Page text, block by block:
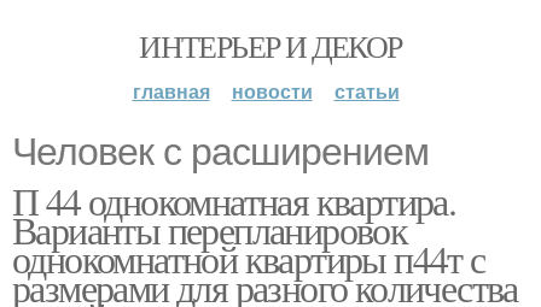
ИНТЕРЬЕР И ДЕКОР
главная новости статьи
Человек с расширением
П 44 однокомнатная квартира.
Варианты перепланировок
однокомнатной квартиры п44т с
размерами для разного количества